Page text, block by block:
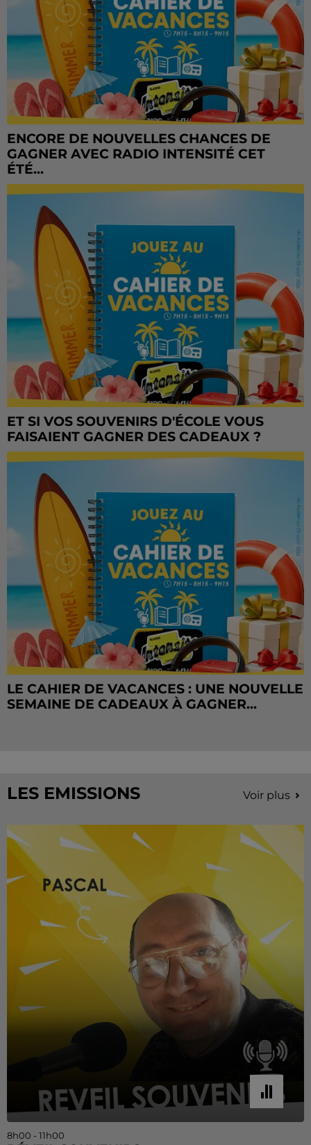
ENCORE DE NOUVELLES CHANCES DE
GAGNER AVEC RADIO INTENSITÉ CET
ÉTÉ...
ET SI VOS SOUVENIRS D'ÉCOLE VOUS
FAISAIENT GAGNER DES CADEAUX ?
LE CAHIER DE VACANCES : UNE NOUVELLE
SEMAINE DE CADEAUX À GAGNER...
LES EMISSIONS Voir plus
8h00 - 11h00